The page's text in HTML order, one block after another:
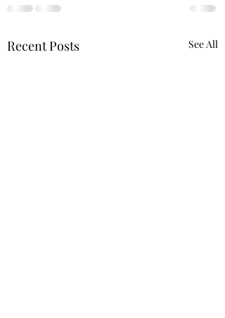
Recent Posts See All